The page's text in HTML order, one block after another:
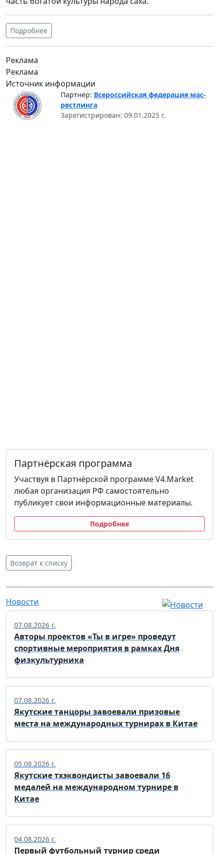
Подробнее
Реклама
Реклама
Источник информации
Партнёр: Всероссийская федерация мас-
рестлинга
Зарегистрирован: 09.01.2025 г.
Партнёрская программа
Участвуя в Партнёрской программе V4.Market
любая организация РФ самостоятельно
публикует свои информационные материалы.
Подробнее
Возврат к списку
Новости
07.08.2026 г.
Авторы проектов «Ты в игре» проведут
спортивные мероприятия в рамках Дня
физкультурника
07.08.2026 г.
Якутские танцоры завоевали призовые
места на международных турнирах в Китае
05.08.2026 г.
Якутские тхэквондисты завоевали 16
медалей на международном турнире в
Китае
04.08.2026 г.
Первый футбольный турнир среди